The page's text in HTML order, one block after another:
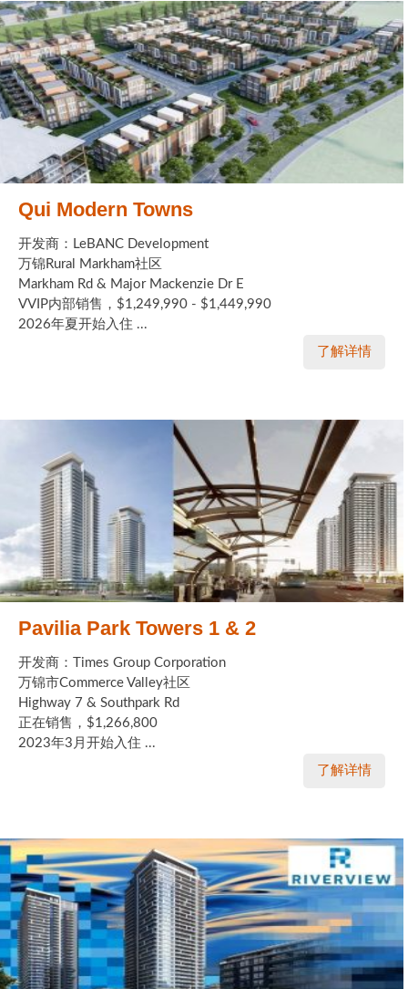
Qui Modern Towns
开发商：LeBANC Development
万锦Rural Markham社区
Markham Rd & Major Mackenzie Dr E
VVIP内部销售，$1,249,990 - $1,449,990
2026年夏开始入住 ...
了解详情
Pavilia Park Towers 1 & 2
开发商：Times Group Corporation
万锦市Commerce Valley社区
Highway 7 & Southpark Rd
正在销售，$1,266,800
2023年3月开始入住 ...
了解详情